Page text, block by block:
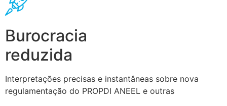
Burocracia
reduzida
Interpretações precisas e instantâneas sobre nova
regulamentação do PROPDI ANEEL e outras